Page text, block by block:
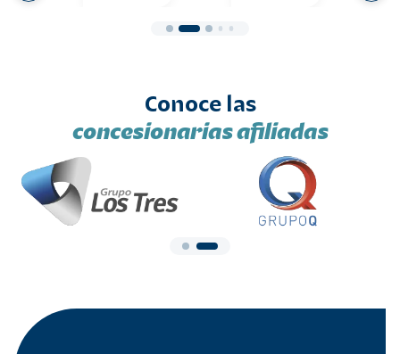
Conoce las
concesionarias afiliadas